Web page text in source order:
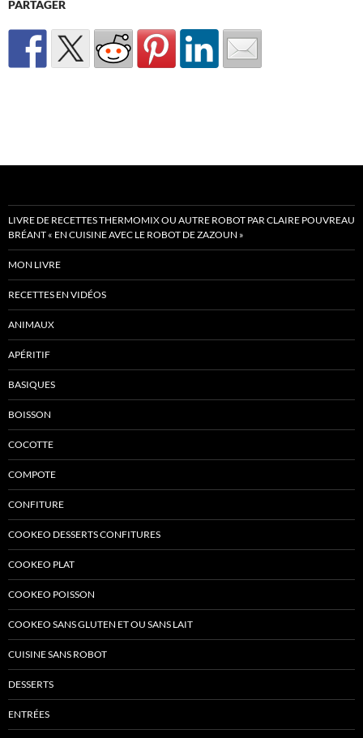
PARTAGER
LIVRE DE RECETTES THERMOMIX OU AUTRE ROBOT PAR CLAIRE POUVREAU
BRÉANT « EN CUISINE AVEC LE ROBOT DE ZAZOUN »
MON LIVRE
RECETTES EN VIDÉOS
ANIMAUX
APÉRITIF
BASIQUES
BOISSON
COCOTTE
COMPOTE
CONFITURE
COOKEO DESSERTS CONFITURES
COOKEO PLAT
COOKEO POISSON
COOKEO SANS GLUTEN ET OU SANS LAIT
CUISINE SANS ROBOT
DESSERTS
ENTRÉES